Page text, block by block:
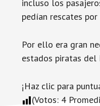
incluso los
pedían rescates
Por ello era gran
estados piratas del
¡Haz clic para
(Votos: 4